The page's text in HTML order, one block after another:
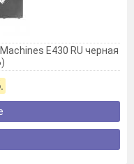
E430 RU черная